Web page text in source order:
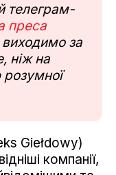
телеграм-
преса
за
ніж на
розумної
Giełdowy)
компанії,